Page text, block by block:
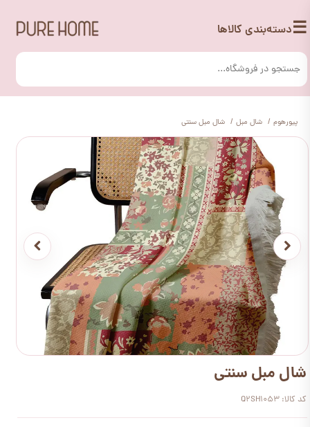
☰دسته‌بندی کالاها
پیورهوم شال مبل شال مبل سنتی
شال مبل سنتی
کد کالا: Q2SH1053